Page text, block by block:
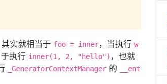
其实就相当于 foo = inner，当执行 w
执行 inner(1, 2, "hello") ，也就
_GeneratorContextManager 的
__ent